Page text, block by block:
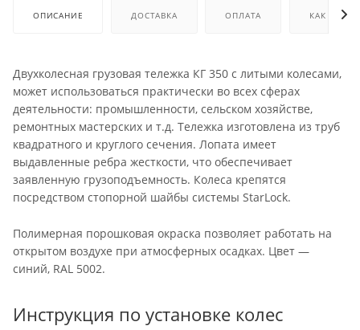
ОПИСАНИЕ ДОСТАВКА ОПЛАТА КАК
Двухколесная грузовая тележка КГ 350 с литыми колесами,
может использоваться практически во всех сферах
деятельности: промышленности, сельском хозяйстве,
ремонтных мастерских и т.д. Тележка изготовлена из труб
квадратного и круглого сечения. Лопата имеет
выдавленные ребра жесткости, что обеспечивает
заявленную грузоподъемность. Колеса крепятся
посредством стопорной шайбы системы StarLock.
Полимерная порошковая окраска позволяет работать на
открытом воздухе при атмосферных осадках. Цвет —
синий, RAL 5002.
Инструкция по установке колес